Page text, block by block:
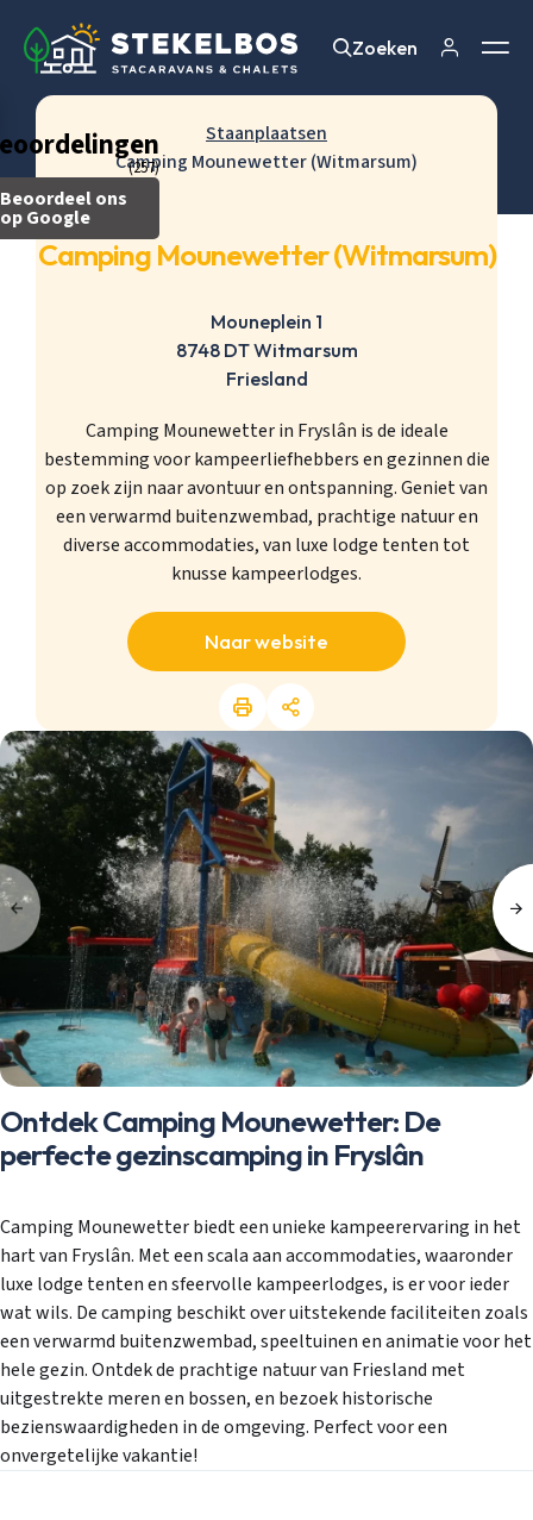
(257)
Beoordeel ons
op Google
Zoeken
Zoeken
Staanplaatsen
Camping Mounewetter (Witmarsum)
Camping Mounewetter (Witmarsum)
Mouneplein 1
8748 DT Witmarsum
Friesland
Camping Mounewetter in Fryslân is de ideale
bestemming voor kampeerliefhebbers en gezinnen die
op zoek zijn naar avontuur en ontspanning. Geniet van
een verwarmd buitenzwembad, prachtige natuur en
diverse accommodaties, van luxe lodge tenten tot
knusse kampeerlodges.
Naar website
Ontdek Camping Mounewetter: De
perfecte gezinscamping in Fryslân
Camping Mounewetter biedt een unieke kampeerervaring in het
hart van Fryslân. Met een scala aan accommodaties, waaronder
luxe lodge tenten en sfeervolle kampeerlodges, is er voor ieder
wat wils. De camping beschikt over uitstekende faciliteiten zoals
een verwarmd buitenzwembad, speeltuinen en animatie voor het
hele gezin. Ontdek de prachtige natuur van Friesland met
uitgestrekte meren en bossen, en bezoek historische
bezienswaardigheden in de omgeving. Perfect voor een
onvergetelijke vakantie!